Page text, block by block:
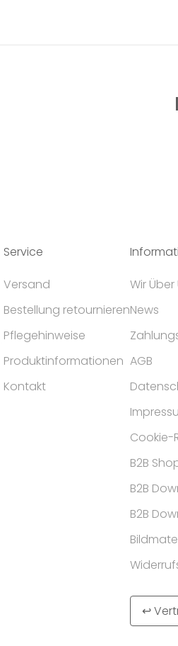
Service
Versand
Bestellung retournieren
Pflegehinweise
Produktinformationen
Kontakt
Wir Über
News
AGB
Cookie-
B2B
B2B
B2B
↩